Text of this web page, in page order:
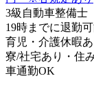
3級自動車整備士
19時までに退勤
育児・介護休暇あ
寮/社宅あり・住
車通勤OK